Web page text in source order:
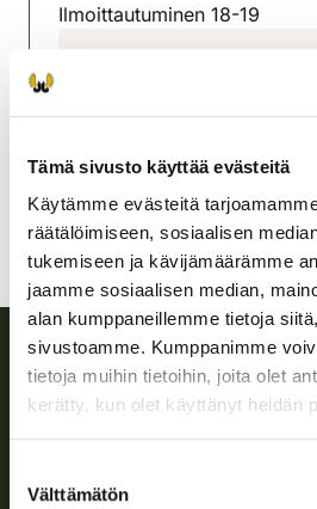
Tämä sivusto käyttää evästeitä
Käytämme evästeitä
räätälöimiseen, sosiaalisen
tukemiseen ja kävijämäärämme
jaamme sosiaalisen median,
alan kumppaneillemme tietoja
sivustoamme. Kumppanimme
tietoja muihin tietoihin, joita olet
kerätty, kun olet käyttänyt heidän
valinta
Välttämätön
Ilmoittautuminen 18-19
padasjoki@rhy.riista.fi
Suomen riistakeskus
riistanhoitoyhdistysten toimintaa ja
toimeenpanosta sekä vastaa sille